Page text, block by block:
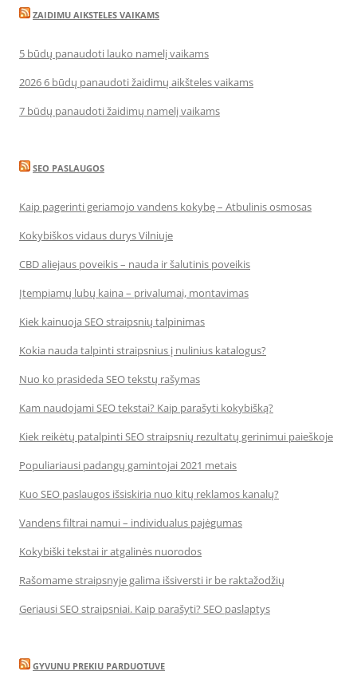
ZAIDIMU AIKSTELES VAIKAMS
5 būdų panaudoti lauko namelį vaikams
2026 6 būdų panaudoti žaidimų aikšteles vaikams
7 būdų panaudoti žaidimų namelį vaikams
SEO PASLAUGOS
Kaip pagerinti geriamojo vandens kokybę – Atbulinis osmosas
Kokybiškos vidaus durys Vilniuje
CBD aliejaus poveikis – nauda ir šalutinis poveikis
Įtempiamų lubų kaina – privalumai, montavimas
Kiek kainuoja SEO straipsnių talpinimas
Kokia nauda talpinti straipsnius į nulinius katalogus?
Nuo ko prasideda SEO tekstų rašymas
Kam naudojami SEO tekstai? Kaip parašyti kokybišką?
Kiek reikėtų patalpinti SEO straipsnių rezultatų gerinimui paieškoje
Populiariausi padangų gamintojai 2021 metais
Kuo SEO paslaugos išsiskiria nuo kitų reklamos kanalų?
Vandens filtrai namui – individualus pajėgumas
Kokybiški tekstai ir atgalinės nuorodos
Rašomame straipsnyje galima išsiversti ir be raktažodžių
Geriausi SEO straipsniai. Kaip parašyti? SEO paslaptys
GYVUNU PREKIU PARDUOTUVE